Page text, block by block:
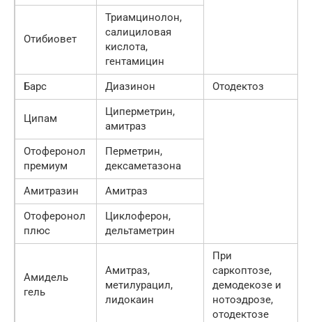
Отибиовет
Триамцинолон,
салициловая
кислота,
гентамицин
Барс
Диазинон Отодектоз
Ципам
Циперметрин,
амитраз
Отоферонол
премиум
Перметрин,
дексаметазона
Амитразин
Амитраз
Отоферонол
плюс
Циклоферон,
дельтаметрин
Амидель
гель
Амитраз,
метилурацил,
лидокаин
При
саркоптозе,
демодекозе и
нотоэдрозе,
отодектозе